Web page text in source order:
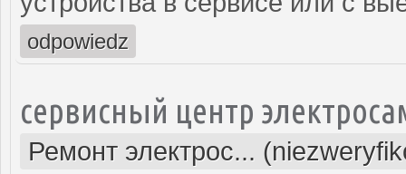
odpowiedz
сервисный центр
Ремонт электрос...